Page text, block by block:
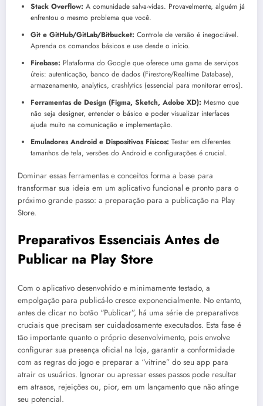
Stack Overflow: A comunidade salva-vidas. Provavelmente, alguém já
enfrentou o mesmo problema que você.
Git e GitHub/GitLab/Bitbucket: Controle de versão é inegociável.
Aprenda os comandos básicos e use desde o início.
Firebase: Plataforma do Google que oferece uma gama de serviços
úteis: autenticação, banco de dados (Firestore/Realtime Database),
armazenamento, analytics, crashlytics (essencial para monitorar erros).
Ferramentas de Design (Figma, Sketch, Adobe XD): Mesmo que
não seja designer, entender o básico e poder visualizar interfaces
ajuda muito na comunicação e implementação.
Emuladores Android e Dispositivos Físicos: Testar em diferentes
tamanhos de tela, versões do Android e configurações é crucial.
Dominar essas ferramentas e conceitos forma a base para
transformar sua ideia em um aplicativo funcional e pronto para o
próximo grande passo: a preparação para a publicação na Play
Store.
Preparativos Essenciais Antes de
Publicar na Play Store
Com o aplicativo desenvolvido e minimamente testado, a
empolgação para publicá-lo cresce exponencialmente. No entanto,
antes de clicar no botão “Publicar”, há uma série de preparativos
cruciais que precisam ser cuidadosamente executados. Esta fase é
tão importante quanto o próprio desenvolvimento, pois envolve
configurar sua presença oficial na loja, garantir a conformidade
com as regras do jogo e preparar a “vitrine” do seu app para
atrair os usuários. Ignorar ou apressar esses passos pode resultar
em atrasos, rejeições ou, pior, em um lançamento que não atinge
seu potencial.